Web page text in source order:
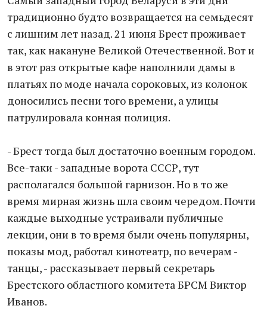
традиционно будто возвращается на семьдесят
с лишним лет назад. 21 июня Брест проживает
так, как накануне Великой Отечественной. Вот и
в этот раз открытые кафе наполнили дамы в
платьях по моде начала сороковых, из колонок
доносились песни того времени, а улицы
патрулировала конная полиция.
- Брест тогда был достаточно военным городом.
Все-таки - западные ворота СССР, тут
располагался большой гарнизон. Но в то же
время мирная жизнь шла своим чередом. Почти
каждые выходные устраивали публичные
лекции, они в то время были очень популярны,
показы мод, работал кинотеатр, по вечерам -
танцы, - рассказывает первый секретарь
Брестского областного комитета БРСМ Виктор
Иванов.